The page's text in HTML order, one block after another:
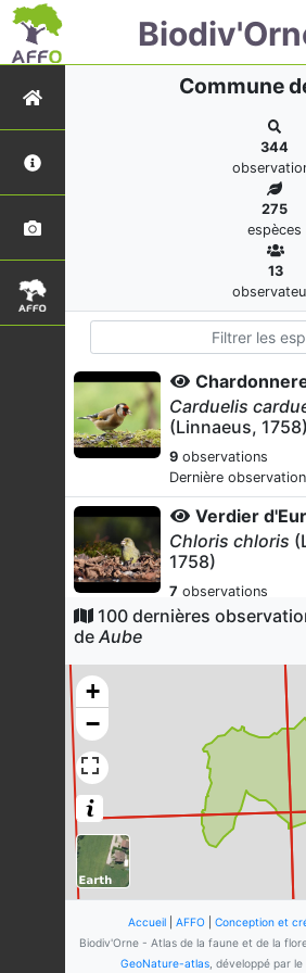
Commune
344
275
espèces
13
Carduelis
(Linnaeus, 1758)
9 observations
Dernière
Verdier
Chloris chloris
1758)
7 observations
Dernière
Dernière observation
Chabot
Cottus gobio
7observations
Dernière observation
Lamproie
Lampetra
1784)
100 dernières
deAube
+
−
Accueil| AFFO| Conception et
Biodiv'Orne - Atlas de la faune et de la
GeoNature-atlas, développé par le